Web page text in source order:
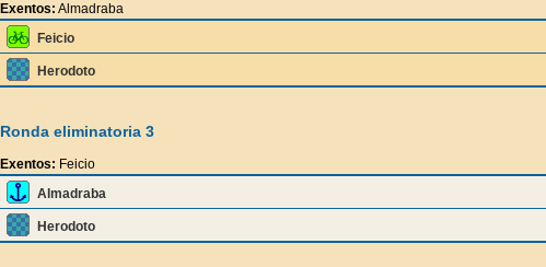
Exentos: Almadraba
Feicio
Herodoto
Ronda eliminatoria 3
Exentos: Feicio
Almadraba
Herodoto